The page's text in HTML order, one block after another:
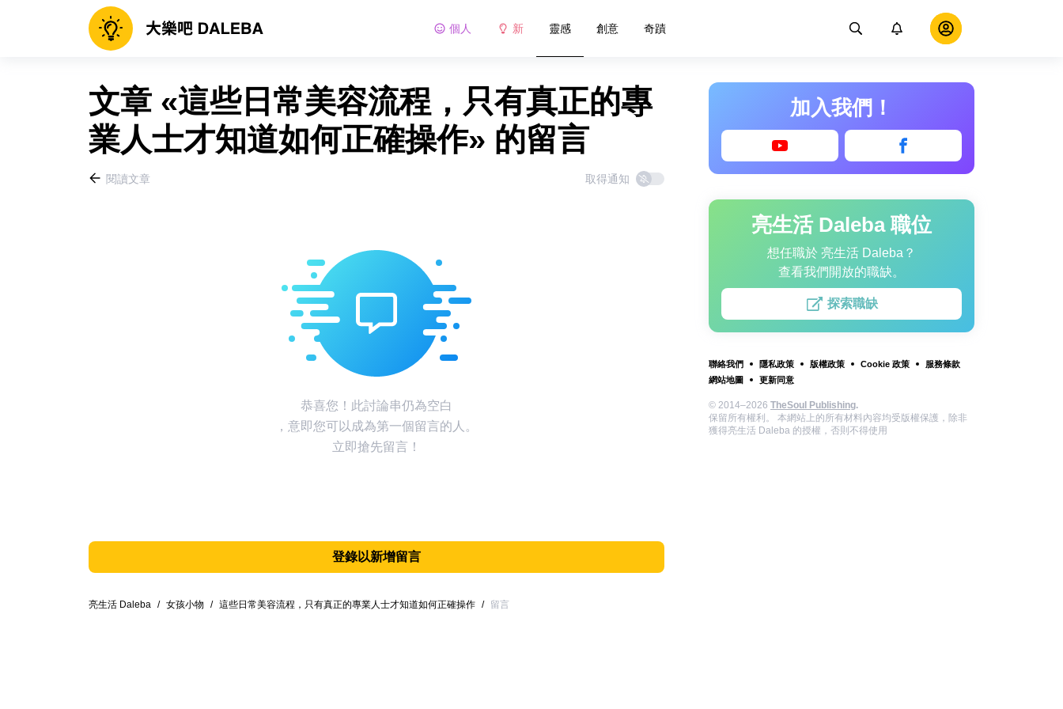
個人 新 靈感 創意 奇蹟
加入我們！
亮生活 Daleba 職位
想任職於 亮生活 Daleba？
查看我們開放的職缺。
探索職缺
聯絡我們 隱私政策 版權政策 Cookie 政策
服務條款
網站地圖
更新同意
© 2014–2026 TheSoul Publishing.
保留所有權利。 本網站上的所有材料內容均受版權保護，除非
獲得亮生活 Daleba 的授權，否則不得使用
文章 «這些日常美容流程，只有真正的專
業人士才知道如何正確操作» 的留言
閱讀文章 取得通知
恭喜您！此討論串仍為空白
，意即您可以成為第一個留言的人。
立即搶先留言！
登錄以新增留言
亮生活 Daleba / 女孩小物 / 這些日常美容流程，只有真正的專業人士才知道如何正確操作 / 留言